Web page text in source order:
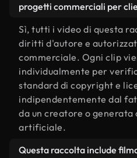
progetti commerciali per
Sì, tutti i video di questa
diritti d'autore e
commerciale. Ogni clip
individualmente per
standard di copyright e
indipendentemente dal
da un creatore o
artificiale.
Questa raccolta include